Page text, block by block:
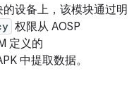
设备上，该模块通过明
权限从 AOSP
定义的
中提取数据。